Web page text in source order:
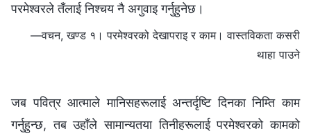
परमेश्‍वरले तँलाई निश्चय नै अगुवाइ गर्नुहुनेछ।
—वचन, खण्ड १। परमेश्‍वरको देखापराइ र काम। वास्तविकता कसरी
थाहा पाउने
जब पवित्र आत्माले मानिसहरूलाई अन्तर्दृष्टि दिनका निम्ति काम
गर्नुहुन्छ, तब उहाँले सामान्यतया तिनीहरूलाई परमेश्‍वरको कामको